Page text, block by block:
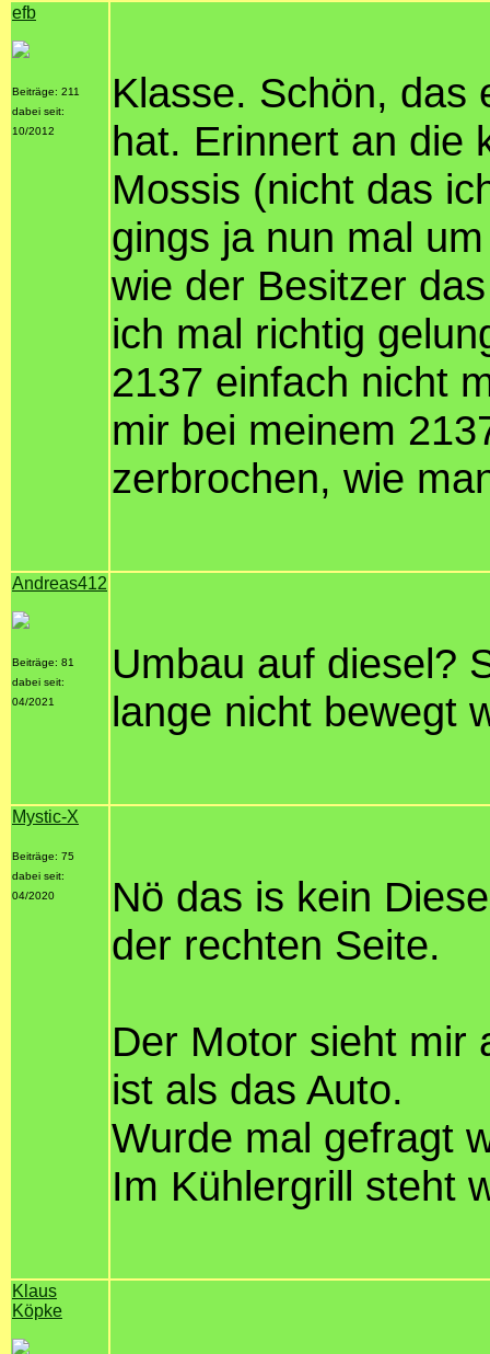
efb
Beiträge: 211
dabei seit:
10/2012
Klasse. Schön, das
hat. Erinnert an die
Mossis (nicht das
gings ja nun mal
wie der Besitzer
ich mal richtig
2137 einfach nicht
mir bei meinem
zerbrochen, wie
Andreas412
Beiträge: 81
dabei seit:
04/2021
Umbau auf diesel?
lange nicht bewegt
Mystic-X
Beiträge: 75
dabei seit:
04/2020
Nö das is kein
der rechten Seite.
Der Motor sieht mir
ist als das Auto.
Wurde mal gefragt
Im Kühlergrill steht
Klaus
Köpke